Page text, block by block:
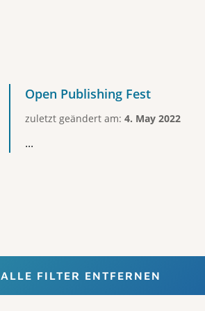
Open Publishing Fest
zuletzt geändert am: 4. May 2022
...
ALLE FILTER ENTFERNEN